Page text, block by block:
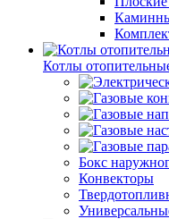
Котлы
Бокс
Конвекторы